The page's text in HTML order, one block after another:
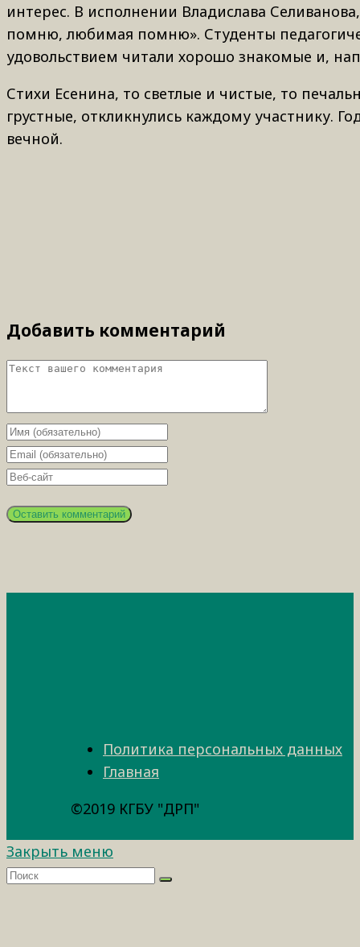
интерес. В исполнении Владислава
помню, любимая помню». Студенты
удовольствием читали хорошо знакомые и,
Стихи Есенина, то светлые и чистые, то
грустные, откликнулись каждому участнику.
вечной.
Добавить комментарий
Политика персональных данных
Главная
©2019 КГБУ "ДРП"
Закрыть меню